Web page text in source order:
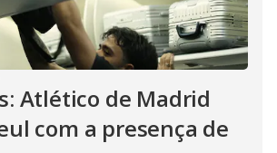
Atlético de Madrid
com a presença de